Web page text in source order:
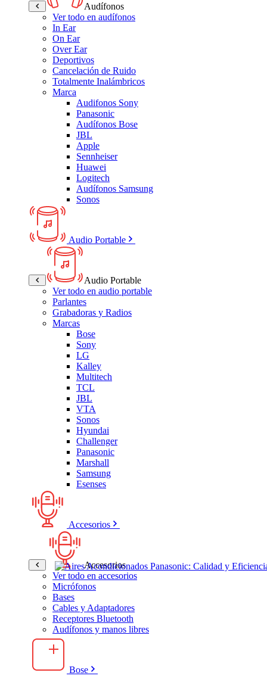
Audífonos
Ver todo en audífonos
In Ear
On Ear
Over Ear
Deportivos
Cancelación de Ruido
Totalmente Inalámbricos
Marca
Audifonos Sony
Panasonic
Audífonos Bose
JBL
Apple
Sennheiser
Huawei
Logitech
Audífonos Samsung
Sonos
Audio Portable
Audio Portable
Ver todo en audio portable
Parlantes
Grabadoras y Radios
Marcas
Bose
Sony
LG
Kalley
Multitech
TCL
JBL
VTA
Sonos
Hyundai
Challenger
Panasonic
Marshall
Samsung
Esenses
Accesorios
Accesorios
Ver todo en accesorios
Micrófonos
Bases
Cables y Adaptadores
Receptores Bluetooth
Audífonos y manos libres
Bose